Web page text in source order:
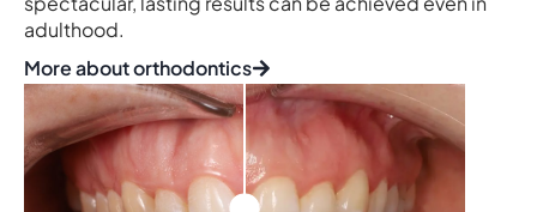
adulthood.
More about orthodontics